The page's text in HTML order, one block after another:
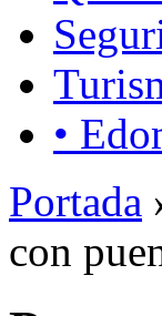
•
Portada
con